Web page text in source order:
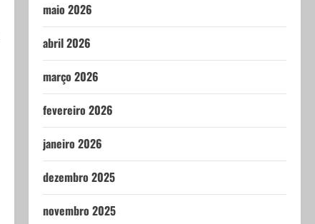
maio 2026
abril 2026
março 2026
fevereiro 2026
janeiro 2026
dezembro 2025
novembro 2025